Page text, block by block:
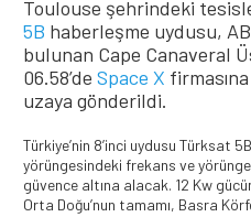
Toulouse şehrindeki
5B haberleşme uydusu,
bulunan Cape Canaveral
06.58’de Space X
uzaya gönderildi.
Türkiye’nin 8’inci uydusu Türksat
yörüngesindeki frekans ve yörünge
güvence altına alacak. 12 Kw
Orta Doğu’nun tamamı, Basra